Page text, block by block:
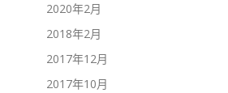
2020年2月
2018年2月
2017年12月
2017年10月